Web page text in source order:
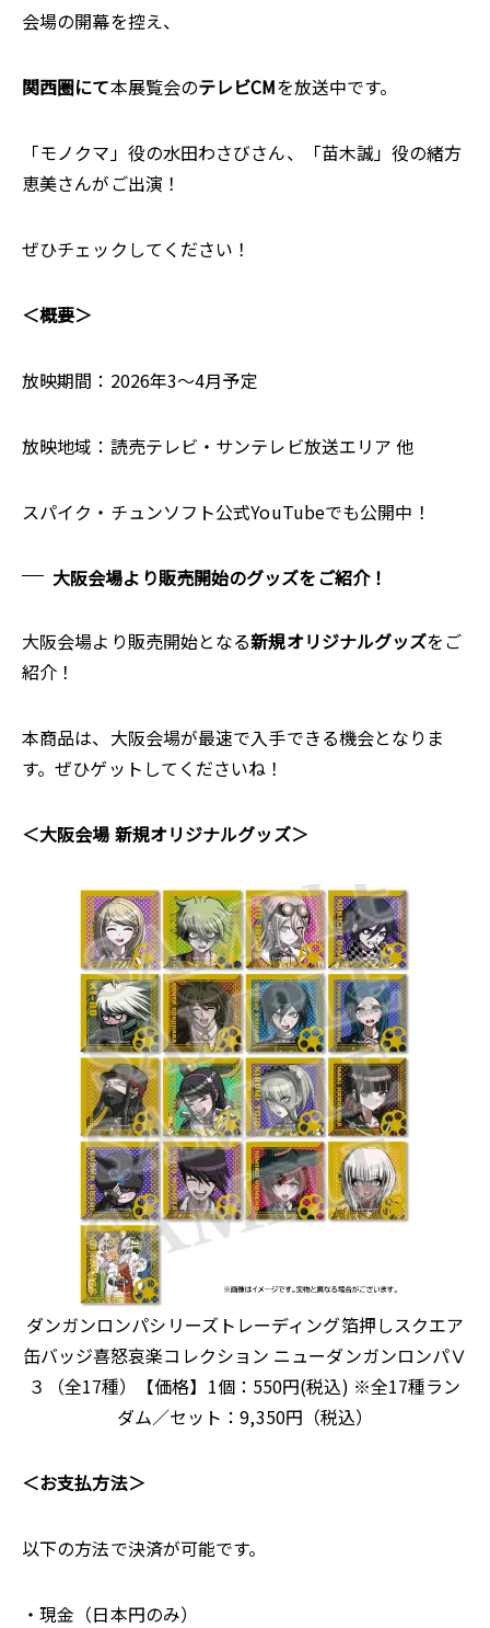
会場の開幕を控え、
関西圏にて本展覧会のテレビCMを放送中です。
「モノクマ」役の水田わさびさん、「苗木誠」役の緒方
恵美さんがご出演！
ぜひチェックしてください！
＜概要＞
放映期間：2026年3～4月予定
放映地域：読売テレビ・サンテレビ放送エリア 他
スパイク・チュンソフト公式YouTubeでも公開中！
大阪会場より販売開始のグッズをご紹介！
大阪会場より販売開始となる新規オリジナルグッズをご
紹介！
本商品は、大阪会場が最速で入手できる機会となりま
す。ぜひゲットしてくださいね！
＜大阪会場 新規オリジナルグッズ＞
ダンガンロンパシリーズトレーディング箔押しスクエア
缶バッジ喜怒哀楽コレクション ニューダンガンロンパⅤ
３（全17種）【価格】1個：550円(税込) ※全17種ラン
ダム／セット：9,350円（税込）
＜お支払方法＞
以下の方法で決済が可能です。
・現金（日本円のみ）